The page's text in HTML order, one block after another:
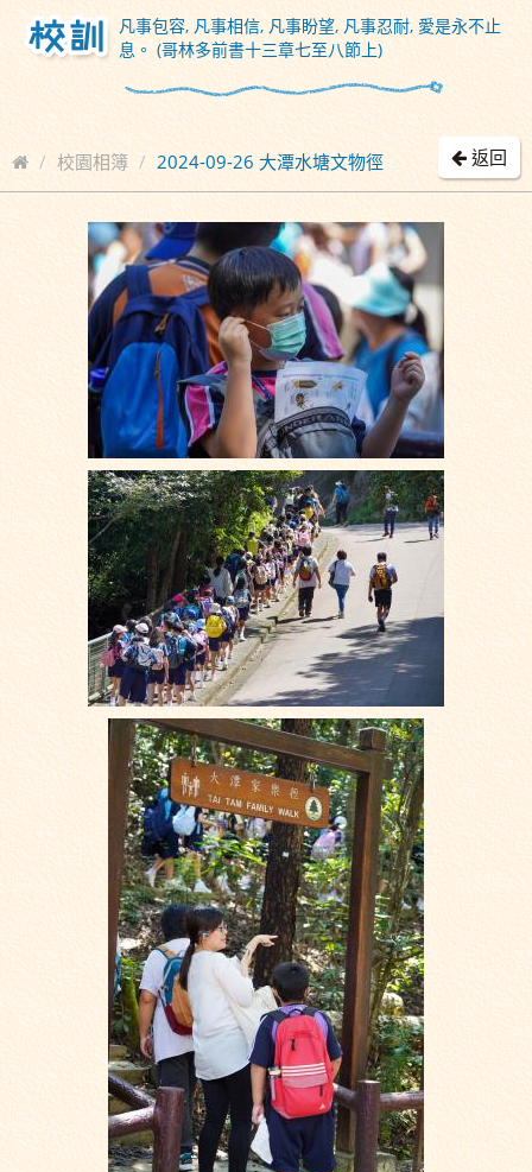
凡事包容, 凡事相信, 凡事盼望, 凡事忍耐, 愛是永不止
息。 (哥林多前書十三章七至八節上)
校園相簿 2024-09-26 大潭水塘文物徑 返回